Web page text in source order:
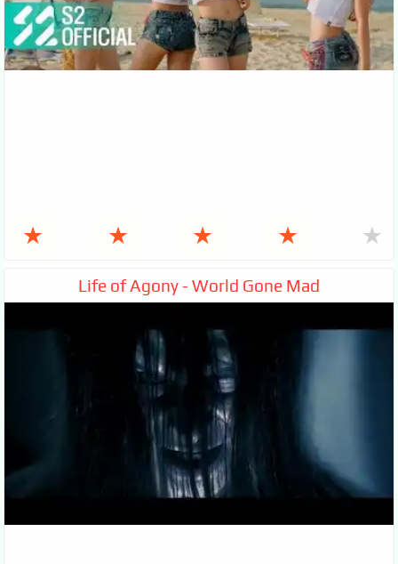
★ ★ ★ ★ ★
Life of Agony - World Gone Mad